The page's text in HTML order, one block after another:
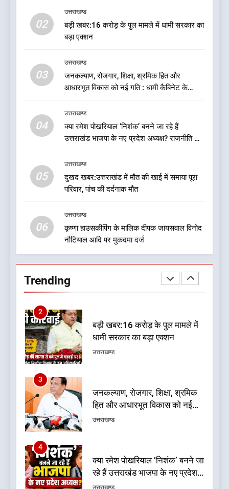
02
उत्तराखण्ड
बड़ी खबर:16 करोड़ के पुल मामले में धामी सरकार का
बड़ा एक्शन
03
उत्तराखण्ड
जनकल्याण, रोजगार, शिक्षा, श्रमिक हित और
आधारभूत विकास को नई गति : धामी कैबिनेट के
04
उत्तराखण्ड
क्या रमेश पोखरियाल ‘निशंक’ बनने जा रहे हैं
उत्तराखंड भाजपा के नए प्रदेश अध्यक्ष? राजनीति के
05
उत्तराखण्ड
दुखद खबर:उत्तराखंड में मौत की खाई में समाया पूरा
परिवार, पांच की दर्दनाक मौत
06
उत्तराखण्ड
कृष्णा हाउसकीपिंग के मालिक दीपक जायसवाल विनोद
नौटियाल आदि पर मुकदमा दर्ज
Trending
गोदियाल की टीम घोषित
उत्तराखण्ड
बड़ी खबर: मुख्यमंत्री पुष्कर सिंह धामी
को भाजपा ने दी नई जिम्मेदारी ,इन पूर्व
1
यंग उत्तराखंड सिने अवार्ड्स 2026:
धामी सरकार का बड़ा एक्शन
3
जनकल्याण, रोजगार, शिक्षा, श्रमिक
हित और आधारभूत विकास को नई
गति : धामी कैबिनेट के ऐतिहासिक
उत्तराखण्ड
4
क्या रमेश पोखरियाल ‘निशंक’ बनने जा
रहे हैं उत्तराखंड भाजपा के नए प्रदेश
अध्यक्ष? राजनीति के गलियारों में
उत्तराखण्ड
5
दुखद खबर:उत्तराखंड में मौत की खाई
में समाया पूरा परिवार, पांच की दर्दनाक
मौत